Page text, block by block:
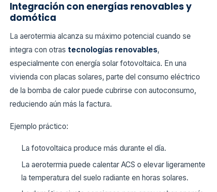
Integración con energías renovables y
domótica
La aerotermia alcanza su máximo potencial cuando se
integra con otras tecnologías renovables,
especialmente con energía solar fotovoltaica. En una
vivienda con placas solares, parte del consumo eléctrico
de la bomba de calor puede cubrirse con autoconsumo,
reduciendo aún más la factura.
Ejemplo práctico:
La fotovoltaica produce más durante el día.
La aerotermia puede calentar ACS o elevar ligeramente
la temperatura del suelo radiante en horas solares.